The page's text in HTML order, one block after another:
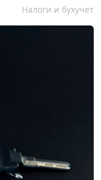
Налоги и бухучет